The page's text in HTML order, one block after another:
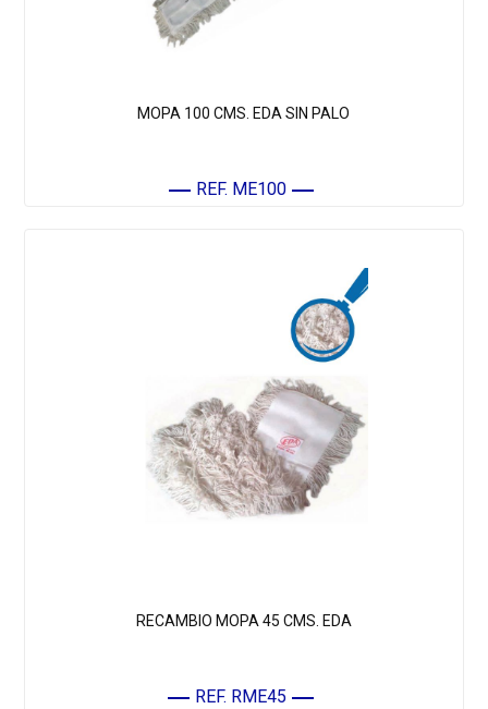
MOPA 100 CMS. EDA SIN PALO
REF. ME100
RECAMBIO MOPA 45 CMS. EDA
REF. RME45